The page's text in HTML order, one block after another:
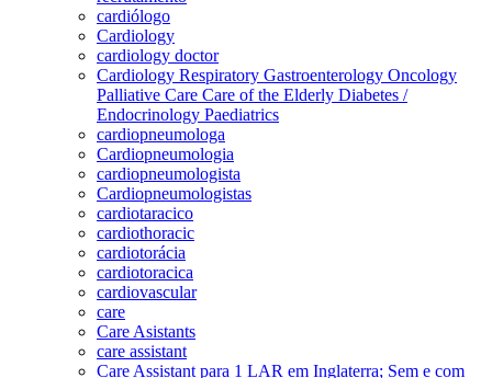
cardiólogo
Cardiology
cardiology doctor
Cardiology Respiratory Gastroenterology Oncology
Palliative Care Care of the Elderly Diabetes /
Endocrinology Paediatrics
cardiopneumologa
Cardiopneumologia
cardiopneumologista
Cardiopneumologistas
cardiotaracico
cardiothoracic
cardiotorácia
cardiotoracica
cardiovascular
care
Care Asistants
care assistant
Care Assistant para 1 LAR em Inglaterra; Sem e com